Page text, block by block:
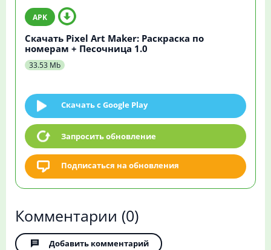
Скачать Pixel Art Maker: Раскраска по
номерам + Песочница 1.0
33.53 Mb
Скачать c Google Play
Запросить обновление
Подписаться на обновления
Комментарии (0)
Добавить комментарий